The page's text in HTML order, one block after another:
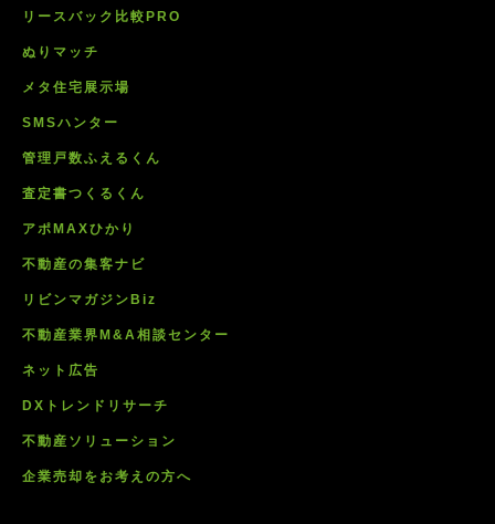
リースバック比較PRO
ぬりマッチ
メタ住宅展示場
SMSハンター
管理戸数ふえるくん
査定書つくるくん
アポMAXひかり
不動産の集客ナビ
リビンマガジンBiz
不動産業界M&A相談センター
ネット広告
DXトレンドリサーチ
不動産ソリューション
企業売却をお考えの方へ